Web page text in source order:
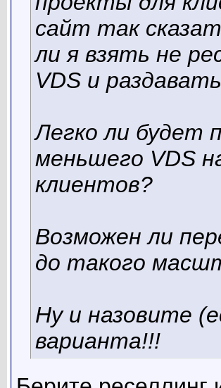
сайт так
ли я взять не
VDS и
Легко ли будет
меньшего VDS
клиентов?
Возможен ли
до такого
Ну и назовите
варианта!!!